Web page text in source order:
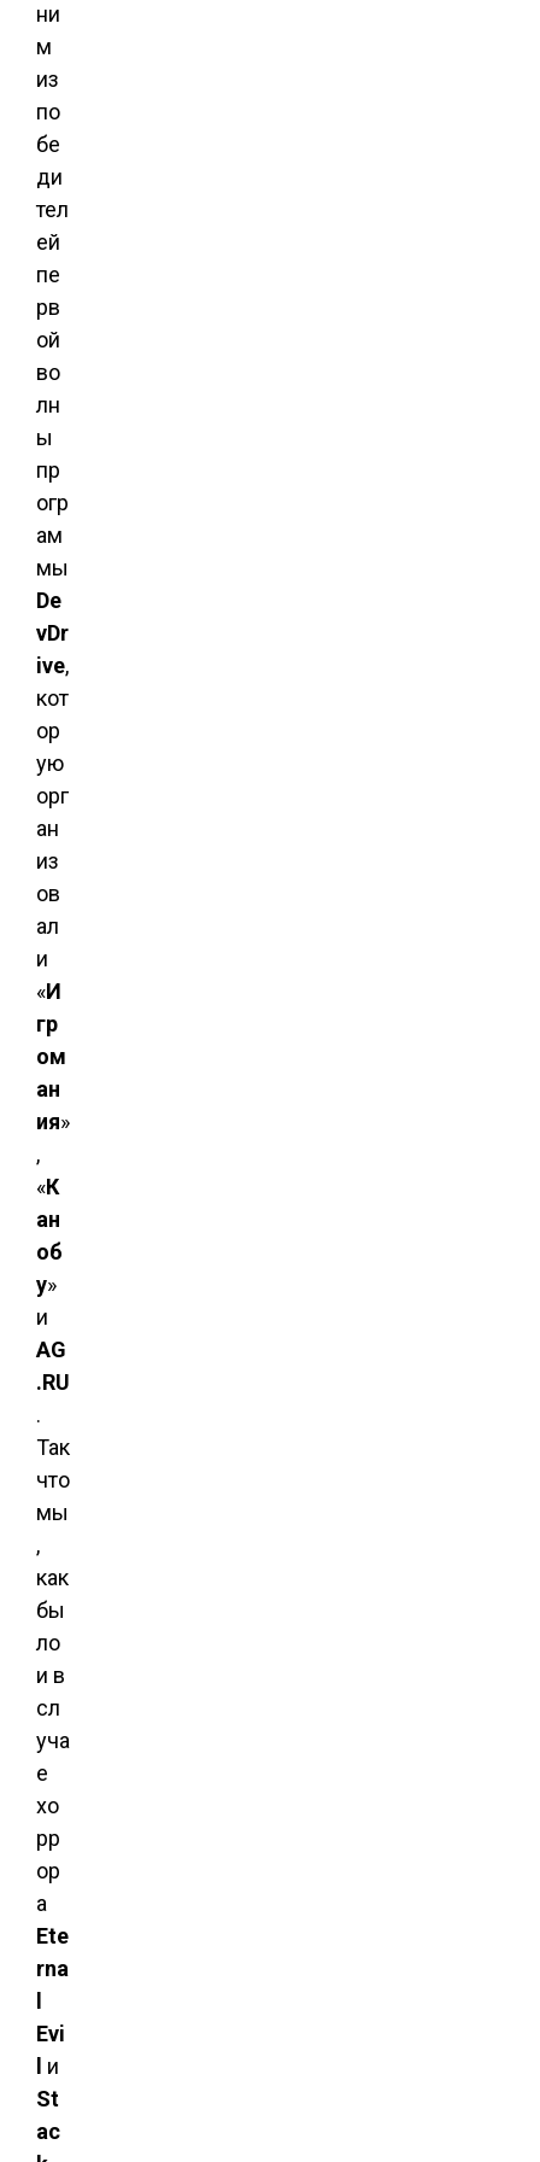
ни
м
из
по
бе
ди
тел
ей
пе
рв
ой
во
лн
ы
пр
огр
ам
мы
De
vDr
ive,
кот
ор
ую
орг
ан
из
ов
ал
и
«И
гр
ом
ан
ия»
,
«К
ан
об
у»
и
AG
.RU
.
Так
что
мы
,
как
бы
ло
и в
сл
уча
е
хо
рр
ор
а
Ete
rna
Evi
и
St
ac